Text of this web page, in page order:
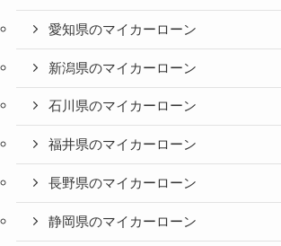
愛知県のマイカーローン
新潟県のマイカーローン
石川県のマイカーローン
福井県のマイカーローン
長野県のマイカーローン
静岡県のマイカーローン